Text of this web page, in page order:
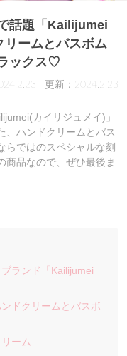
話題「Kailijumei
リームとバスボム
ックス♡
更新：2024.2.23
カイリジュメイ)」
、ハンドクリームとバス
ではのスペシャルな刻
商品なので、ぜひ最後ま
ランド「Kailijumei
ドクリームとバスボ
ーム